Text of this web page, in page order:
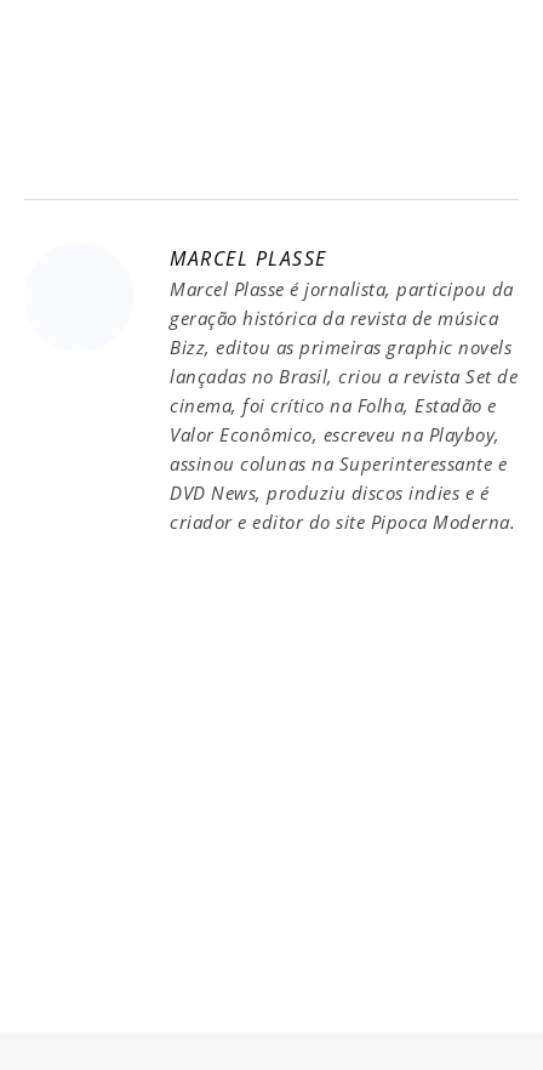
MARCEL PLASSE
Marcel Plasse é jornalista, participou da
geração histórica da revista de música
Bizz, editou as primeiras graphic novels
lançadas no Brasil, criou a revista Set de
cinema, foi crítico na Folha, Estadão e
Valor Econômico, escreveu na Playboy,
assinou colunas na Superinteressante e
DVD News, produziu discos indies e é
criador e editor do site Pipoca Moderna.